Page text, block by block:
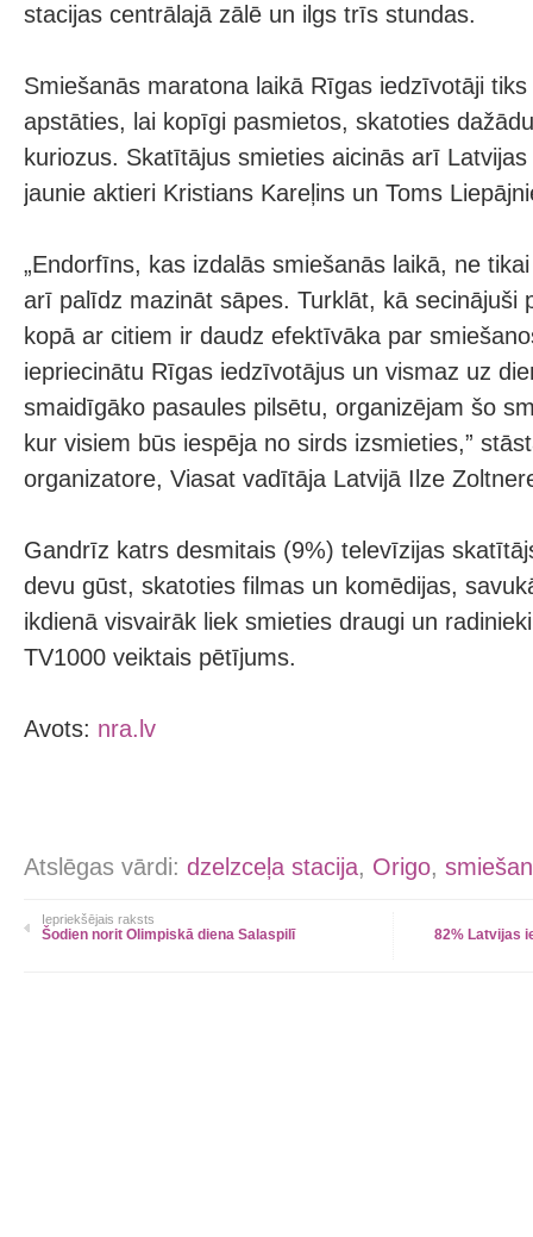
stacijas centrālajā zālē un ilgs trīs stundas.
Smiešanās maratona laikā Rīgas iedzīvotāji
apstāties, lai kopīgi pasmietos, skatoties
kuriozus. Skatītājus smieties aicinās arī
jaunie aktieri Kristians Kareļins un Toms
„Endorfīns, kas izdalās smiešanās laikā, ne
arī palīdz mazināt sāpes. Turklāt, kā secinājuši
kopā ar citiem ir daudz efektīvāka par
iepriecinātu Rīgas iedzīvotājus un vismaz uz
smaidīgāko pasaules pilsētu, organizējam šo
kur visiem būs iespēja no sirds izsmieties,”
organizatore, Viasat vadītāja Latvijā Ilze
Gandrīz katrs desmitais (9%) televīzijas
devu gūst, skatoties filmas un komēdijas,
ikdienā visvairāk liek smieties draugi un
TV1000 veiktais pētījums.
Avots: nra.lv
Atslēgas vārdi: dzelzceļa stacija, Origo,
Iepriekšējais raksts
Šodien norit Olimpiskā diena Salaspilī 82% Latvijas